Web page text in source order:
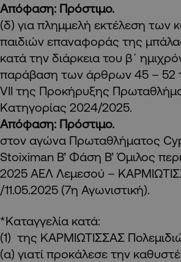
Απόφαση: Πρόστιμο.
(δ) για πλημμελή εκτέλεση των
παιδιών επαναφοράς της
κατά την διάρκεια του β΄
παράβαση των άρθρων 45 – 52
VII της Προκήρυξης
Κατηγορίας 2024/2025.
Απόφαση: Πρόστιμο.
στον αγώνα Πρωταθλήματος
Stoiximan Β’ Φάση Β’ Όμιλος
2025 ΑΕΛ Λεμεσού –
/11.05.2025 (7η Αγωνιστική).
*Καταγγελία κατά:
(1) της ΚΑΡΜΙΩΤΙΣΣΑΣ
(α) γιατί προκάλεσε την